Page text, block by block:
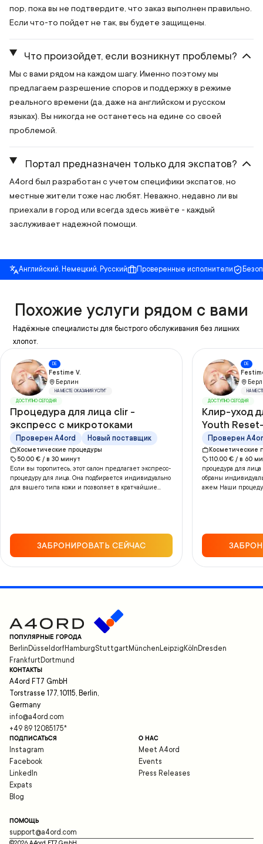
пор, пока вы не подтвердите, что заказ выполнен правильно.
Если что-то пойдет не так, вы будете защищены.
Что произойдет, если возникнут проблемы?
Мы с вами рядом на каждом шагу. Именно поэтому мы
предлагаем разрешение споров и поддержку в режиме
реального времени (да, даже на английском и русском
языках). Вы никогда не останетесь на едине со своей
проблемой.
Портал предназначен только для экспатов?
A4ord был разработан с учетом специфики экспатов, но
местные жители тоже нас любят. Неважно, недавно ли вы
приехали в город или всегда здесь живёте - каждый
заслуживает надежной помощи.
Английский, Немецкий, Русский Проверенные исполнители
Похожие услуги рядом с вами
Надёжные специалисты для быстрого обслуживания без лишних
хлопот.
DE
Festime V.
Берлин
НА МЕСТЕ ОКАЗАНИЯ УСЛУГ
ДОСТУПНО СЕГОДНЯ
Процедура для лица clir -
экспресс с микротоками
Проверен A4ord Новый поставщик
Косметические процедуры
50.00 € / в 30 минут
Если вы торопитесь, этот салон предлагает экспресс-
процедуру для лица. Она подбирается индивидуально
для вашего типа кожи и позволяет в кратчайшие...
ЗАБРОНИРОВАТЬ СЕЙЧАС
DE
НА
ДОСТУПНО СЕГОДНЯ
Клир-уход
Youth
Проверен
Косметические
110.00 € / в 60
процедура для
обраны
ажем Наши
ПОПУЛЯРНЫЕ ГОРОДА
Berlin Düsseldorf HamburgStuttgart München Leipzig Köln Dresden
Frankfurt Dortmund
КОНТАКТЫ
A4ord FT7 GmbH
Torstrasse 177, 10115, Berlin,
Germany
info@a4ord.com
+49 89 12085175*
ПОДПИСАТЬСЯ
Instagram
Facebook
LinkedIn
Expats
Blog
О НАС
Meet A4ord
Events
Press Releases
ПОМОЩЬ
support@a4ord.com